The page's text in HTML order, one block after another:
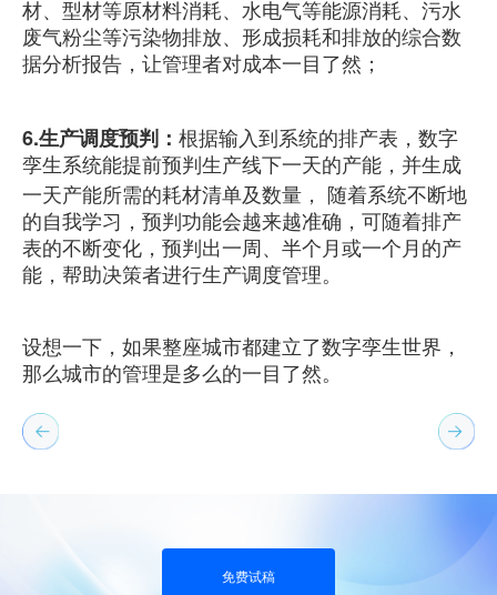
材、型材等原材料消耗、水电气等能源消耗、污水
废气粉尘等污染物排放、形成损耗和排放的综合数
据分析报告，让管理者对成本一目了然；
6.生产调度预判： 根据输入到系统的排产表，数字
孪生系统能提前预判生产线下一天的产能，并生成
一天产能所需的耗材清单及数量， 随着系统不断地
的自我学习，预判功能会越来越准确，可随着排产
表的不断变化，预判出一周、半个月或一个月的产
能，帮助决策者进行生产调度管理。
设想一下，如果整座城市都建立了数字孪生世界，
那么城市的管理是多么的一目了然。
免费试稿